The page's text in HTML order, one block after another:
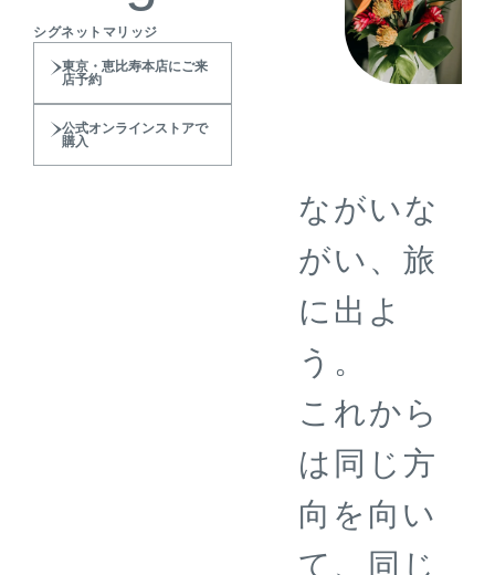
シグネットマリッジ
東京・恵比寿本店にご来
店予約
公式オンラインストアで
購入
ながいな
がい、旅
に出よ
う。
これから
は同じ方
向を向い
て、同じ